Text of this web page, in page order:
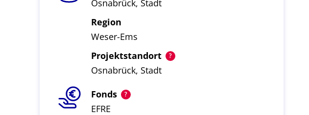
Osnabrück, Stadt
Region
Weser-Ems
Projektstandort
Osnabrück, Stadt
Fonds
EFRE